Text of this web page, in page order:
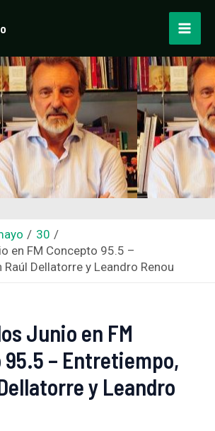
30
en FM Concepto 95.5 –
Dellatorre y Leandro Renou
Junio en FM
95.5 – Entretiempo,
y Leandro